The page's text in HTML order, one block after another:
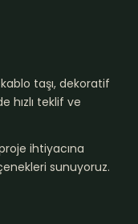
taşı, dekoratif
hızlı teklif ve
ihtiyacına
sunuyoruz.